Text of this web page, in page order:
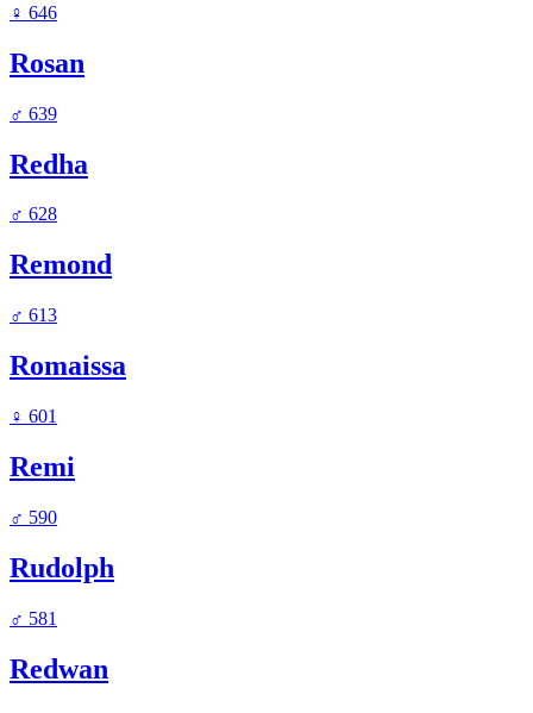
♀ 646
Rosan
♂ 639
Redha
♂ 628
Remond
♂ 613
Romaissa
♀ 601
Remi
♂ 590
Rudolph
♂ 581
Redwan